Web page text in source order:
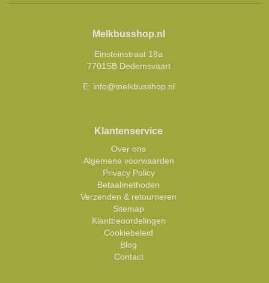
Melkbusshop.nl
Einsteinstraat 18a
7701SB Dedemsvaart
E: info@melkbusshop.nl
Klantenservice
Over ons
Algemene voorwaarden
Privacy Policy
Betaalmethoden
Verzenden & retourneren
Sitemap
Klantbeoordelingen
Cookiebeleid
Blog
Contact